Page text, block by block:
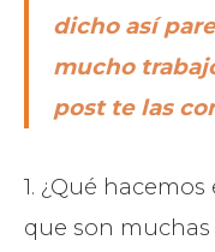
dicho así
mucho
post te las
1. ¿Qué
que son